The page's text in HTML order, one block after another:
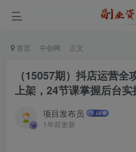
首页 中创网 正文
（15057期）抖店运营
上架，24节课掌握后台
项目发布员
1年前更新